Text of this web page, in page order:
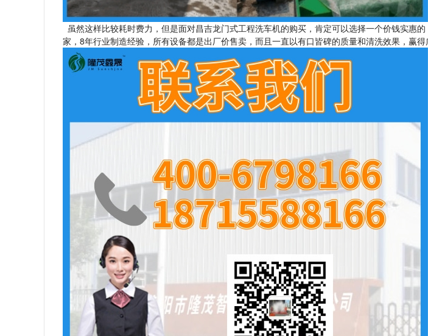
虽然这样比较耗时费力，但是面对昌吉龙门式工程洗车机的购买，肯定可以选择一个价钱实惠
家，8年行业制造经验，所有设备都是出厂价售卖，而且一直以有口皆碑的质量和清洗效果，赢得